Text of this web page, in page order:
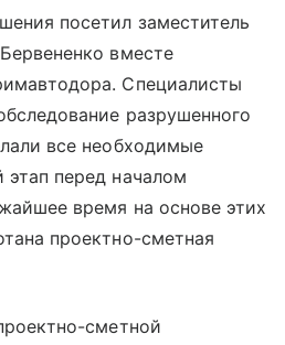
посетил заместитель
вместе
Специалисты
разрушенного
все необходимые
перед началом
время на основе этих
проектно-сметная
сметной